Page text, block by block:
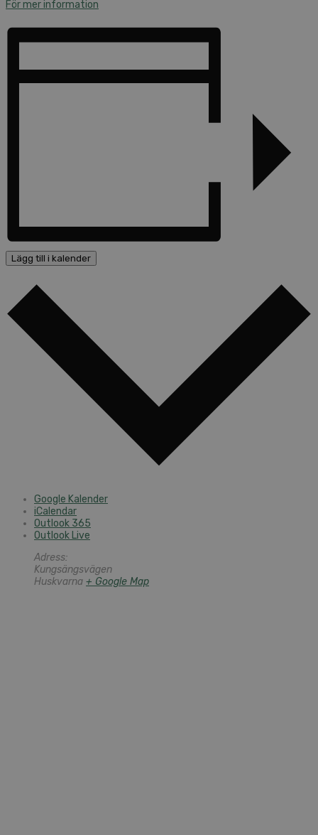
För mer information
Lägg till i kalender
Google Kalender
iCalendar
Outlook 365
Outlook Live
Adress:
Kungsängsvägen
Huskvarna + Google Map